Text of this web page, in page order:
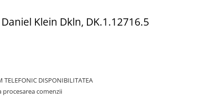
Klein Dkln, DK.1.12716.5
TELEFONIC DISPONIBILITATEA
procesarea comenzii